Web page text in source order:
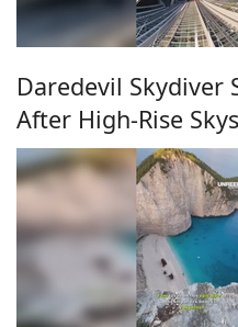
Daredevil Skydiver
After High-Rise